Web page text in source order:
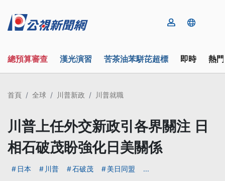
總預算審查 漢光演習 苦茶油苯駢芘超標 即時 熱
首頁 全球 川普新政 川普就職
川普上任外交新政引各界關注 日
相石破茂盼強化日美關係
日本 川普 石破茂 美日同盟 ...